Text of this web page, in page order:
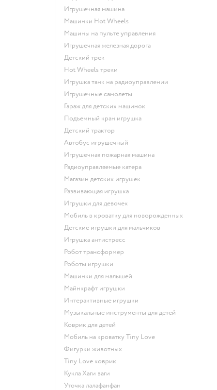
Игрушечная машина
Машинки Hot Wheels
Машины на пульте управления
Игрушечная железная дорога
Детский трек
Hot Wheels треки
Игрушка танк на радиоуправлении
Игрушечные самолеты
Гараж для детских машинок
Подъемный кран игрушка
Детский трактор
Автобус игрушечный
Игрушечная пожарная машина
Радиоуправляемые катера
Магазин детских игрушек
Развивающая игрушка
Игрушки для девочек
Мобиль в кроватку для новорожденных
Детские игрушки для мальчиков
Игрушка антистресс
Робот трансформер
Роботы игрушки
Машинки для малышей
Майнкрафт игрушки
Интерактивные игрушки
Музыкальные инструменты для детей
Коврик для детей
Мобиль на кроватку Tiny Love
Фигурки животных
Tiny Love коврик
Кукла Хаги ваги
Уточка лалафанфан